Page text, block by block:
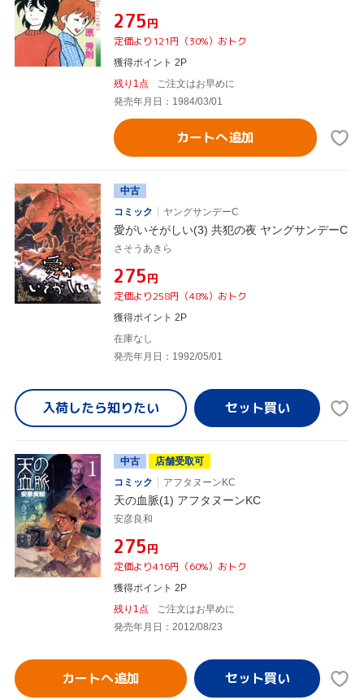
¥275円
定価より121円（30%）おトク
獲得ポイント 2P
残り1点
ご注文はお早めに
発売年月日：1984/03/01
カートへ追加
中古
コミック
ヤングサンデーC
愛がいそがしい(3) 共犯の夜 ヤングサンデーC
さそうあきら
¥275円
定価より258円（48%）おトク
獲得ポイント 2P
在庫なし
発売年月日：1992/05/01
入荷したら知りたい
中古
店舗受取可
コミック
アフタヌーンKC
天の血脈(1) アフタヌーンKC
安彦良和
¥275円
定価より416円（60%）おトク
獲得ポイント 2P
残り1点
ご注文はお早めに
発売年月日：2012/08/23
カートへ追加